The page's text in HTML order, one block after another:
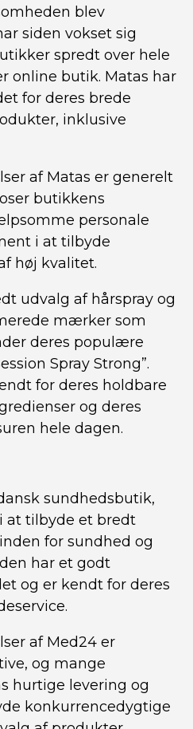
blev
siden vokset sig
spredt over hele
online butik. Matas har
for deres brede
inklusive
af Matas er generelt
butikkens
personale
i at tilbyde
høj kvalitet.
udvalg af hårspray og
mærker som
deres populære
Spray Strong”.
for deres holdbare
og deres
hele dagen.
sundhedsbutik,
at tilbyde et bredt
for sundhed og
har et godt
og er kendt for deres
af Med24 er
og mange
hurtige levering og
konkurrencedygtige